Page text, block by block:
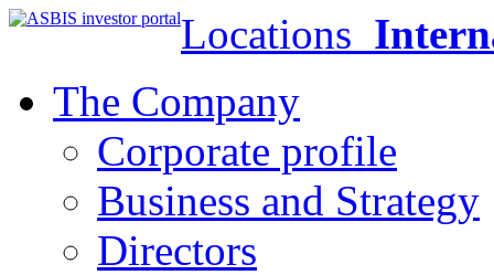
Locations
The Company
Corporate profile
Business and Strategy
Directors